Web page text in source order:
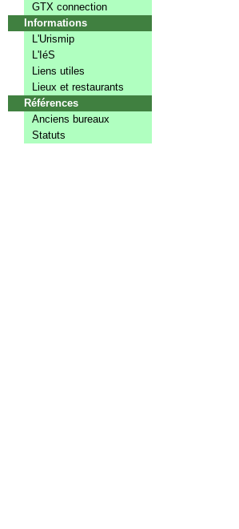
GTX connection
Informations
L'Urismip
L'IéS
Liens utiles
Lieux et restaurants
Références
Anciens bureaux
Statuts